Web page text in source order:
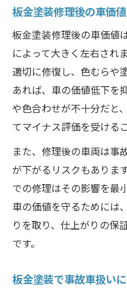
板金塗装修理後の車価
板金塗装修理後の車価値
によって大きく左右され
適切に修復し、色むらや
あれば、車の価値低下を
や色合わせが不十分だと
てマイナス評価を受ける
また、修理後の車両は事
が下がるリスクもありま
での修理はその影響を最
車の価値を守るためには
りを取り、仕上がりの保
です。
板金塗装で事故車扱い